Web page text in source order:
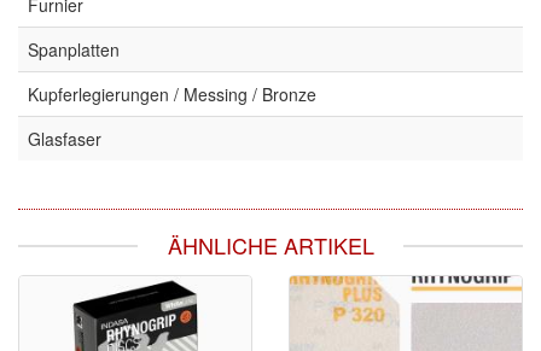
Spanplatten
Kupferlegierungen / Messing / Bronze
Glasfaser
ÄHNLICHE ARTIKEL